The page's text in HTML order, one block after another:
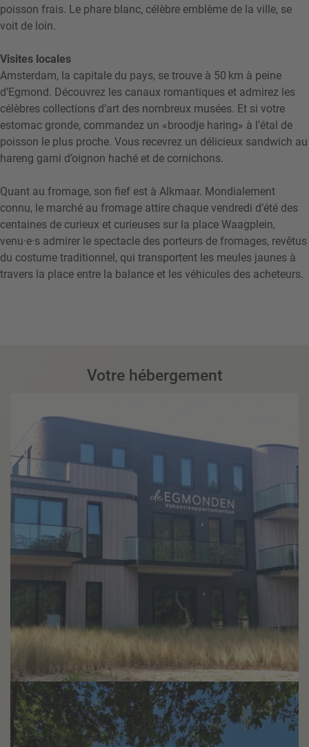
poisson frais. Le phare blanc, célèbre emblème de la ville, se
voit de loin.
Visites locales
Amsterdam, la capitale du pays, se trouve à 50 km à peine
d’Egmond. Découvrez les canaux romantiques et admirez les
célèbres collections d’art des nombreux musées. Et si votre
estomac gronde, commandez un «broodje haring» à l’étal de
poisson le plus proche. Vous recevrez un délicieux sandwich au
hareng garni d’oignon haché et de cornichons.
Quant au fromage, son fief est à Alkmaar. Mondialement
connu, le marché au fromage attire chaque vendredi d’été des
centaines de curieux et curieuses sur la place Waagplein,
venu·e·s admirer le spectacle des porteurs de fromages, revêtus
du costume traditionnel, qui transportent les meules jaunes à
travers la place entre la balance et les véhicules des acheteurs.
Votre hébergement